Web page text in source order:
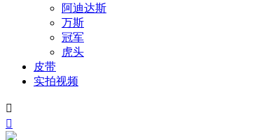
阿迪达斯
万斯
冠军
虎头
皮带
实拍视频

